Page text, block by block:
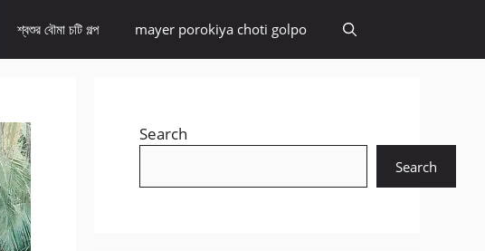
শ্বশুর বৌমা চটি গল্প mayer porokiya choti golpo
Search
Search